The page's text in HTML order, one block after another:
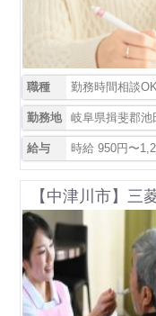
職種 勤務時間相談
勤務地 岐阜県揖斐郡池
給与 時給 950円〜
【中津川市】三